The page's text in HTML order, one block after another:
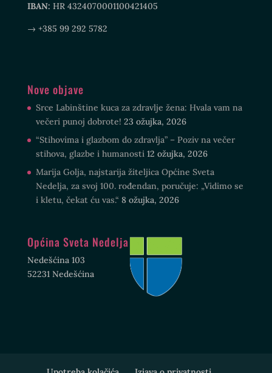
IBAN: HR 4324070001100421405
→ +385 99 292 5782
Nove objave
Srce Labinštine kuca za zdravlje žena: Hvala vam na
večeri punoj dobrote! 23 ožujka, 2026
“Stihovima i glazbom do zdravlja” – Poziv na večer
stihova, glazbe i humanosti 12 ožujka, 2026
Marija Golja, najstarija žiteljica Općine Sveta
Nedelja, za svoj 100. rođendan, poručuje: „Vidimo se
i kletu, čekat ću vas.“ 8 ožujka, 2026
Općina Sveta Nedelja
Nedešćina 103
52231 Nedešćina